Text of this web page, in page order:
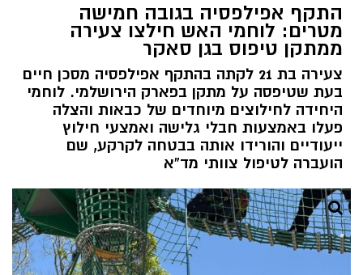
התקף אפילפסיה בגובה חמישה
מטרים: לוחמי האש חילצו צעירה
ממתקן טיפוס בגן סאקר
צעירה בת 21 לקתה בהתקף אפילפסיה מסכן חיים
בעת שטיפסה על מתקן בפארק הירושלמי. לוחמי
היחידה לחילוצים מיוחדים של כבאות והצלה
פעלו באמצעות חבלי גלישה ואמצעי חילוץ
ייעודיים והורידו אותה בבטחה לקרקע, שם
הועברה לטיפול צוותי מד”א